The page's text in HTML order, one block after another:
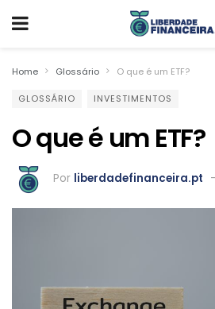
Home Glossário O que é um ETF?
GLOSSÁRIO INVESTIMENTOS
O que é um ETF?
Por liberdadefinanceira.pt